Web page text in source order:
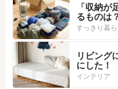
「収納が
るものは？
すっきり暮ら
リビング
にした！
インテリア